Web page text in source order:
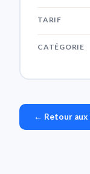
TARIF
CATÉGORIE
← Retour aux